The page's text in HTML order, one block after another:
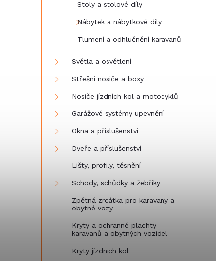
Stoly a stolové díly
Nábytek a nábytkové díly
Tlumení a odhlučnění karavanů
Světla a osvětlení
Střešní nosiče a boxy
Nosiče jízdních kol a motocyklů
Garážové systémy upevnění
Okna a příslušenství
Dveře a příslušenství
Lišty, profily, těsnění
Schody, schůdky a žebříky
Zpětná zrcátka pro karavany a
obytné vozy
Kryty a ochranné plachty
karavanů a obytných vozidel
Kryty jízdních kol